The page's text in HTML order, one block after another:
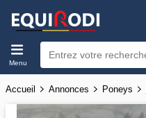
Menu
Accueil Annonces Poneys